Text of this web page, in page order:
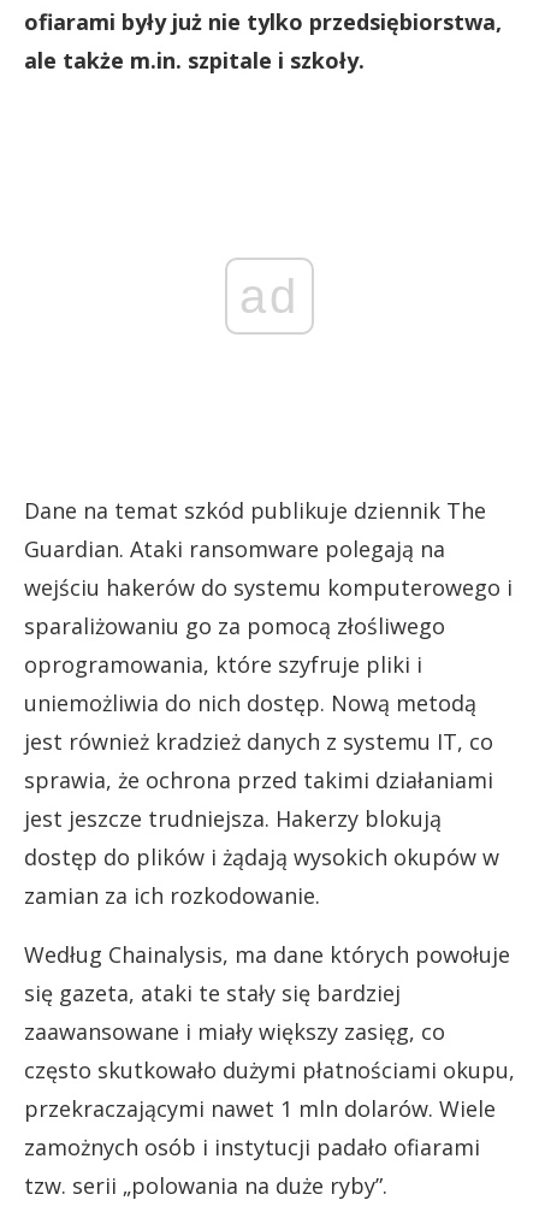
ofiarami były już nie tylko przedsiębiorstwa,
ale także m.in. szpitale i szkoły.
ad
Dane na temat szkód publikuje dziennik The
Guardian. Ataki ransomware polegają na
wejściu hakerów do systemu komputerowego i
sparaliżowaniu go za pomocą złośliwego
oprogramowania, które szyfruje pliki i
uniemożliwia do nich dostęp. Nową metodą
jest również kradzież danych z systemu IT, co
sprawia, że ochrona przed takimi działaniami
jest jeszcze trudniejsza. Hakerzy blokują
dostęp do plików i żądają wysokich okupów w
zamian za ich rozkodowanie.
Według Chainalysis, ma dane których powołuje
się gazeta, ataki te stały się bardziej
zaawansowane i miały większy zasięg, co
często skutkowało dużymi płatnościami okupu,
przekraczającymi nawet 1 mln dolarów. Wiele
zamożnych osób i instytucji padało ofiarami
tzw. serii „polowania na duże ryby”.